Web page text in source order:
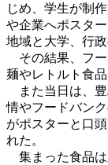
じめ、学生が制
や企業へポスタ
地域と大学、行
その結果、フー
麺やレトルト食
また当日は、豊
情やフードバン
がポスターと口
れた。
集まった食品は